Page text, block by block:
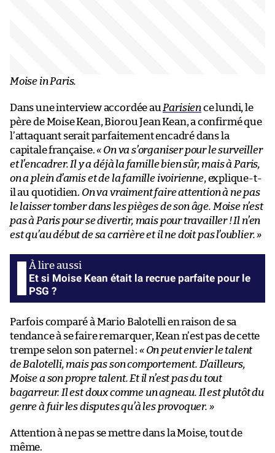
Moise in Paris.
Dans une interview accordée au Parisience lundi, le
père de Moise Kean, Biorou Jean Kean, a confirmé que
l’attaquant serait parfaitement encadré dans la
capitale française.« On va s’organiser pour le surveiller
et l’encadrer. Il y a déjà la famille bien sûr, mais à Paris,
on a plein d’amis et de la famille ivoirienne, explique-t-
il au quotidien. On va vraiment faire attention à ne pas
le laisser tomber dans les pièges de son âge. Moise n’est
pas à Paris pour se divertir, mais pour travailler ! Il n’en
est qu’au début de sa carrière et il ne doit pas l’oublier. »
Et si Moise Kean était la recrue parfaite pour le
PSG ?
Parfois comparé à Mario Balotelli en raison de sa
tendance à se faire remarquer, Kean n’est pas de cette
trempe selon son paternel : « On peut envier le talent
de Balotelli, mais pas son comportement. D’ailleurs,
Moise a son propre talent. Et il n’est pas du tout
bagarreur. Il est doux comme un agneau. Il est plutôt du
genre à fuir les disputes qu’à les provoquer. »
Attention à ne pas se mettre dans la Moise, tout de
même.